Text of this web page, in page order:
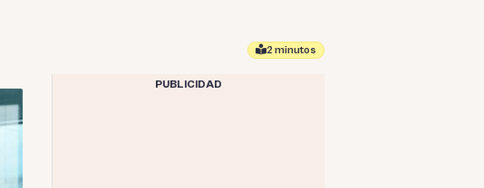
2 minutos
PUBLICIDAD